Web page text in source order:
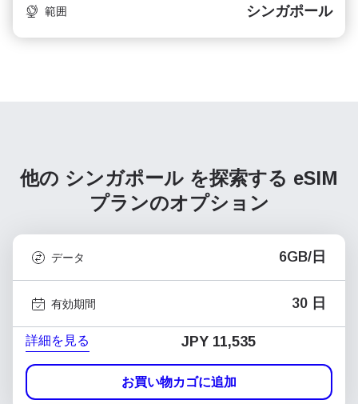
範囲 シンガポール
他の シンガポール を探索する eSIM
プランのオプション
データ 6GB/日
有効期間 30 日
詳細を見る JPY 11,535
お買い物カゴに追加